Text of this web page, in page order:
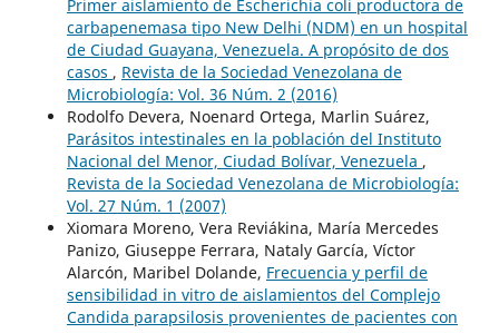
Primer aislamiento de Escherichia coli productora de
carbapenemasa tipo New Delhi (NDM) en un hospital
de Ciudad Guayana, Venezuela. A propósito de dos
casos , Revista de la Sociedad Venezolana de
Microbiología: Vol. 36 Núm. 2 (2016)
Rodolfo Devera, Noenard Ortega, Marlin Suárez,
Parásitos intestinales en la población del Instituto
Nacional del Menor, Ciudad Bolívar, Venezuela ,
Revista de la Sociedad Venezolana de Microbiología:
Vol. 27 Núm. 1 (2007)
Xiomara Moreno, Vera Reviákina, María Mercedes
Panizo, Giuseppe Ferrara, Nataly García, Víctor
Alarcón, Maribel Dolande, Frecuencia y perfil de
sensibilidad in vitro de aislamientos del Complejo
Candida parapsilosis provenientes de pacientes con